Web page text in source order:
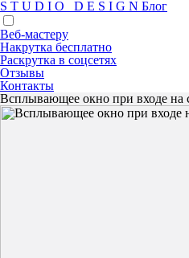
S T U D I O D E S I G N Блог
Веб-мастеру
Накрутка бесплатно
Раскрутка в соцсетях
Отзывы
Контакты
Всплывающее окно при входе на